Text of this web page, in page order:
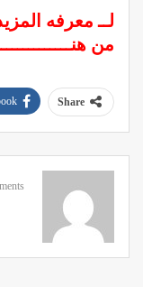
لــ معرفه
من
Share